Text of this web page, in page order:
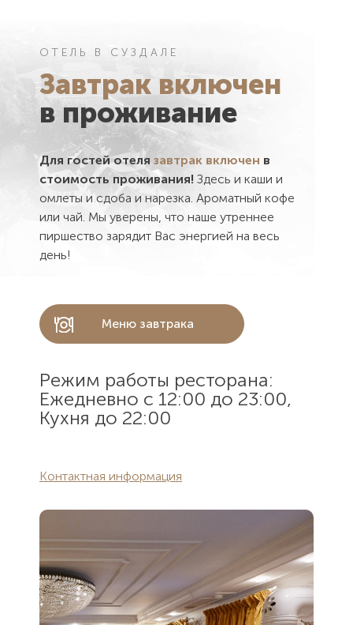
Как Вас
Как Вас
ОТЕЛЬ В СУЗДАЛЕ
Завтрак включен
в проживание
Для гостей отеля завтрак включен в
стоимость проживания! Здесь и каши и
омлеты и сдоба и нарезка. Ароматный кофе
или чай. Мы уверены, что наше утреннее
пиршество зарядит Вас энергией на весь
день!
Меню завтрака
Режим работы ресторана:
Ежедневно с 12:00 до 23:00,
Кухня до 22:00
Контактная информация